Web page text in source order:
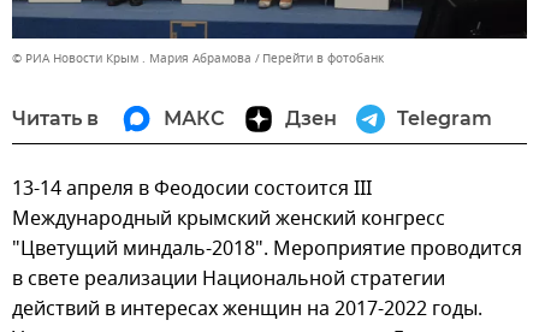
© РИА Новости Крым . Мария Абрамова Перейти в фотобанк
Читать в МАКС Дзен Telegram
13-14 апреля в Феодосии состоится III
Международный крымский женский конгресс
"Цветущий миндаль-2018". Мероприятие проводится
в свете реализации Национальной стратегии
действий в интересах женщин на 2017-2022 годы.